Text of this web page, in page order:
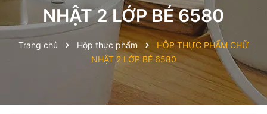
NHẬT 2 LỚP BÉ 6580
Trang chủ Hộp thực phẩm
HỘP THỰC PHẨM CHỮ
NHẬT 2 LỚP BÉ 6580